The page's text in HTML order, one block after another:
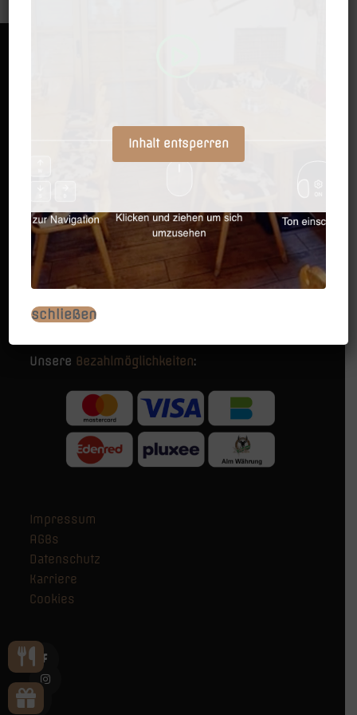
Das XXL Restaurant in Wien bietet:
- Gratis Parken vis-à-vis am KIKA Parkplatz NUR
OBEN auf den gekennzeichneten ALM Parkplätzen
oder hinter der Alm am „Seyringer Spitz“!
- Hunde Trinkbar
- Gratis WLAN
Unsere Bezahlmöglichkeiten:
Impressum
AGBs
Datenschutz
Karriere
Cookies
Inhalt entsperren
schließen